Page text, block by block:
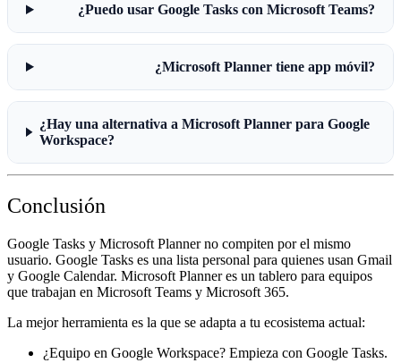
¿Puedo usar Google Tasks con Microsoft Teams?
¿Microsoft Planner tiene app móvil?
¿Hay una alternativa a Microsoft Planner para Google
Workspace?
Conclusión
Google Tasks y Microsoft Planner no compiten por el mismo
usuario. Google Tasks es una lista personal para quienes usan Gmail
y Google Calendar. Microsoft Planner es un tablero para equipos
que trabajan en Microsoft Teams y Microsoft 365.
La mejor herramienta es la que se adapta a tu ecosistema actual:
¿Equipo en Google Workspace? Empieza con Google Tasks.